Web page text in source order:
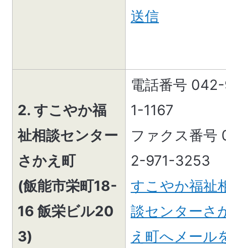
送信
2. すこやか福
祉相談センター
さかえ町
(飯能市栄町18-
16 飯栄ビル20
3)
電話番号
1-1167
ファクス番号
2-971-3253
すこやか福祉
談センターさ
え町へメール